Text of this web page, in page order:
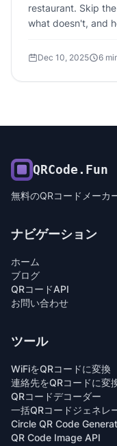
restaurant. Skip
what doesn't, and
Dec 10, 2025 6
QRCode.Fun
無料のQRコードメーカ
ナビゲーション
ホーム
ブログ
QRコードAPI
お問い合わせ
ツール
WiFiをQRコードに変換
連絡先をQRコードに変
QRコードデコーダー
一括QRコードジェネレ
Circle QR Code
QR Code Image API